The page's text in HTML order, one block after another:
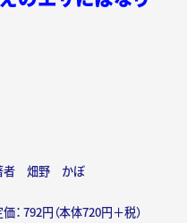
者 畑野 かぼ
価： 792円（本体720円＋税）